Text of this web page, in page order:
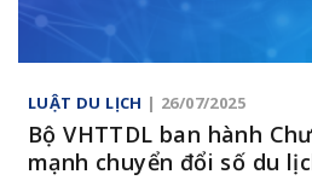
LUẬT DU LỊCH | 26/07/2025
Bộ VHTTDL ban hành
mạnh chuyển đổi số du